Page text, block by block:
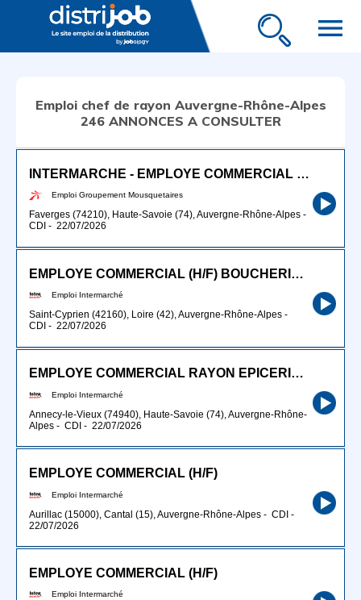
menu
Emploi chef de rayon Auvergne-Rhône-Alpes
246 ANNONCES A CONSULTER
INTERMARCHE - EMPLOYE COMMERCIAL (H/F)
Emploi Groupement Mousquetaires
Faverges (74210), Haute-Savoie (74), Auvergne-Rhône-Alpes -
CDI - 22/07/2026
EMPLOYE COMMERCIAL (H/F) BOUCHERIE LS/VOLAILLE LS
Emploi Intermarché
Saint-Cyprien (42160), Loire (42), Auvergne-Rhône-Alpes -
CDI - 22/07/2026
EMPLOYE COMMERCIAL RAYON EPICERIE (H/F)
Emploi Intermarché
Annecy-le-Vieux (74940), Haute-Savoie (74), Auvergne-Rhône-
Alpes - CDI - 22/07/2026
EMPLOYE COMMERCIAL (H/F)
Emploi Intermarché
Aurillac (15000), Cantal (15), Auvergne-Rhône-Alpes - CDI -
22/07/2026
EMPLOYE COMMERCIAL (H/F)
Emploi Intermarché